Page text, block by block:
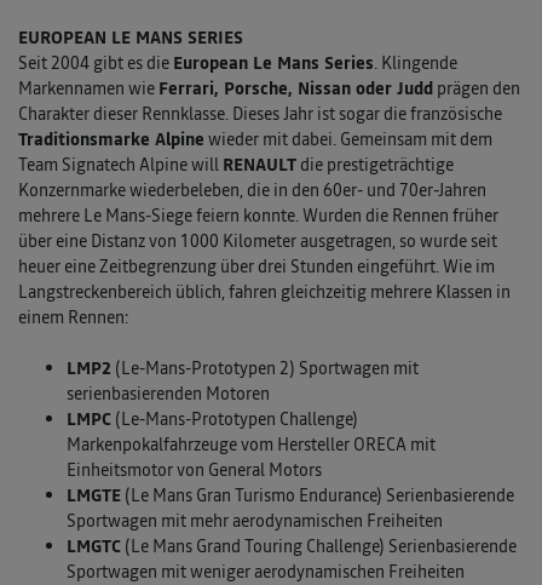
EUROPEAN LE MANS SERIES
Seit 2004 gibt es die European Le Mans Series. Klingende
Markennamen wie Ferrari, Porsche, Nissan oder Judd prägen den
Charakter dieser Rennklasse. Dieses Jahr ist sogar die französische
Traditionsmarke Alpine wieder mit dabei. Gemeinsam mit dem
Team Signatech Alpine will RENAULT die prestigeträchtige
Konzernmarke wiederbeleben, die in den 60er- und 70er-Jahren
mehrere Le Mans-Siege feiern konnte. Wurden die Rennen früher
über eine Distanz von 1000 Kilometer ausgetragen, so wurde seit
heuer eine Zeitbegrenzung über drei Stunden eingeführt. Wie im
Langstreckenbereich üblich, fahren gleichzeitig mehrere Klassen in
einem Rennen:
LMP2 (Le-Mans-Prototypen 2) Sportwagen mit
serienbasierenden Motoren
LMPC (Le-Mans-Prototypen Challenge)
Markenpokalfahrzeuge vom Hersteller ORECA mit
Einheitsmotor von General Motors
LMGTE (Le Mans Gran Turismo Endurance) Serienbasierende
Sportwagen mit mehr aerodynamischen Freiheiten
LMGTC (Le Mans Grand Touring Challenge) Serienbasierende
Sportwagen mit weniger aerodynamischen Freiheiten